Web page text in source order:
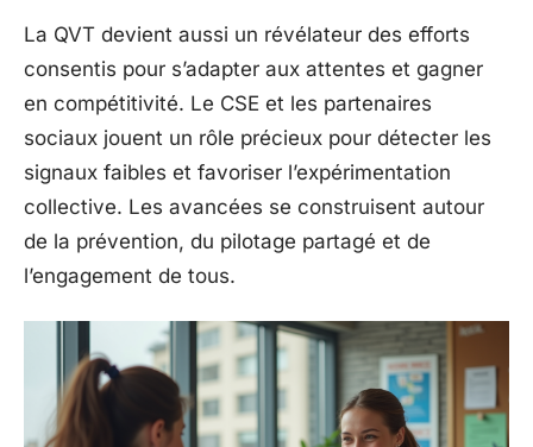
La QVT devient aussi un révélateur des efforts
consentis pour s’adapter aux attentes et gagner
en compétitivité. Le CSE et les partenaires
sociaux jouent un rôle précieux pour détecter les
signaux faibles et favoriser l’expérimentation
collective. Les avancées se construisent autour
de la prévention, du pilotage partagé et de
l’engagement de tous.